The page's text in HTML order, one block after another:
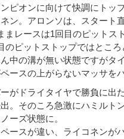
ピオンに向けて快調にトッ
ン。アロンソは、スタート
まレースは1回目のピットス
のピットストップではとこ
中の溝が無い状態ですがタ
ースの上がらないマッサを
がドライタイヤで勝負に出
。そのころ急激にハミルト
ーズ状態に。
ースが違い、ライコネンが